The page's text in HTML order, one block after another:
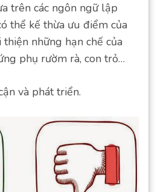
trên các ngôn ngữ lập
thể kế thừa ưu điểm của
những hạn chế của
phụ rườm rà, con trỏ…
và phát triển.